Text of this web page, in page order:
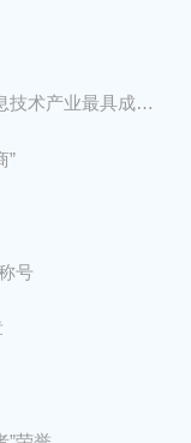
最具成长上市公司”
”
号